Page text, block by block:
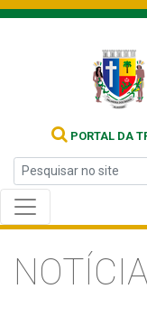
PORTAL DA